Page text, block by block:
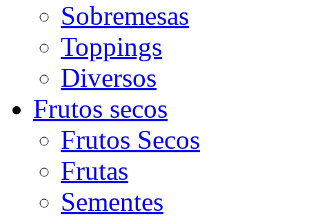
Sobremesas
Toppings
Diversos
Frutos secos
Frutos Secos
Frutas
Sementes